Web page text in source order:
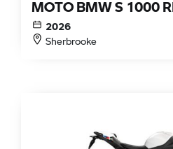
MOTO BMW S 1000
2026
Sherbrooke